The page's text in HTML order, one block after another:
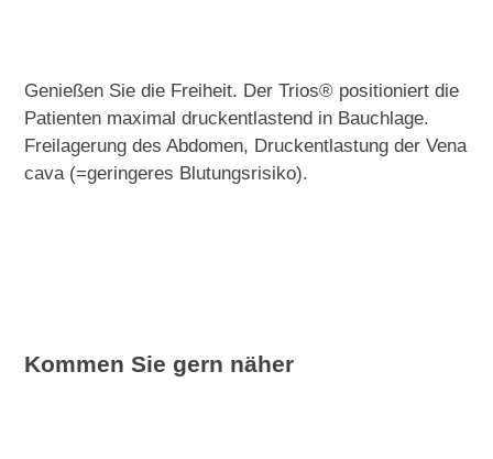
Genießen Sie die Freiheit. Der Trios® positioniert die
Patienten maximal druckentlastend in Bauchlage.
Freilagerung des Abdomen, Druckentlastung der Vena
cava (=geringeres Blutungsrisiko).
Kommen Sie gern näher